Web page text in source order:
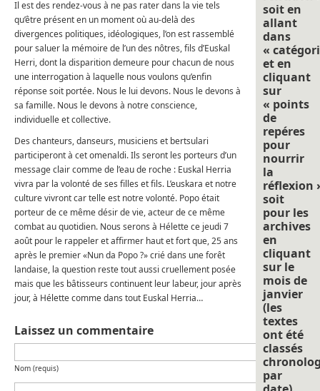
Il est des rendez-vous à ne pas rater dans la vie tels
qu’être présent en un moment où au-delà des
divergences politiques, idéologiques, l’on est rassemblé
pour saluer la mémoire de l’un des nôtres, fils d’Euskal
Herri, dont la disparition demeure pour chacun de nous
une interrogation à laquelle nous voulons qu’enfin
réponse soit portée. Nous le lui devons. Nous le devons à
sa famille. Nous le devons à notre conscience,
individuelle et collective.
Des chanteurs, danseurs, musiciens et bertsulari
participeront à cet omenaldi. Ils seront les porteurs d’un
message clair comme de l’eau de roche : Euskal Herria
vivra par la volonté de ses filles et fils. L’euskara et notre
culture vivront car telle est notre volonté. Popo était
porteur de ce même désir de vie, acteur de ce même
combat au quotidien. Nous serons à Hélette ce jeudi 7
août pour le rappeler et affirmer haut et fort que, 25 ans
après le premier «Nun da Popo ?» crié dans une forêt
landaise, la question reste tout aussi cruellement posée
mais que les bâtisseurs continuent leur labeur, jour après
jour, à Hélette comme dans tout Euskal Herria…
Laissez un commentaire
Nom (requis)
soit en
allant
dans
«
et en
cliquant
sur
« points
de
repéres
pour
nourrir
la
réflexion
soit
pour les
archives
en
cliquant
sur le
mois de
janvier
(les
textes
ont été
classés
par